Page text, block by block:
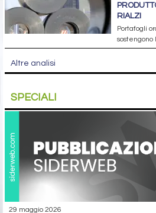
RIALZI
Portafogli
Altre analisi
SPECIALI
29 maggio 2026